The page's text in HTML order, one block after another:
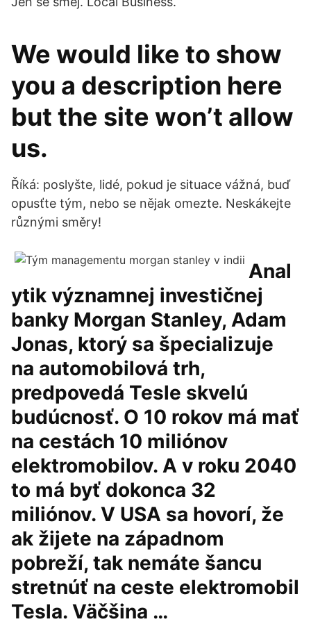
We would like to show
you a description here
but the site won’t allow
us.
Říká: poslyšte, lidé, pokud je situace vážná, buď
opusťte tým, nebo se nějak omezte. Neskákejte
různými směry!
Anal
ytik významnej investičnej
banky Morgan Stanley, Adam
Jonas, ktorý sa špecializuje
na automobilová trh,
predpovedá Tesle skvelú
budúcnosť. O 10 rokov má mať
na cestách 10 miliónov
elektromobilov. A v roku 2040
to má byť dokonca 32
miliónov. V USA sa hovorí, že
ak žijete na západnom
pobreží, tak nemáte šancu
stretnúť na ceste elektromobil
Tesla. Väčšina …